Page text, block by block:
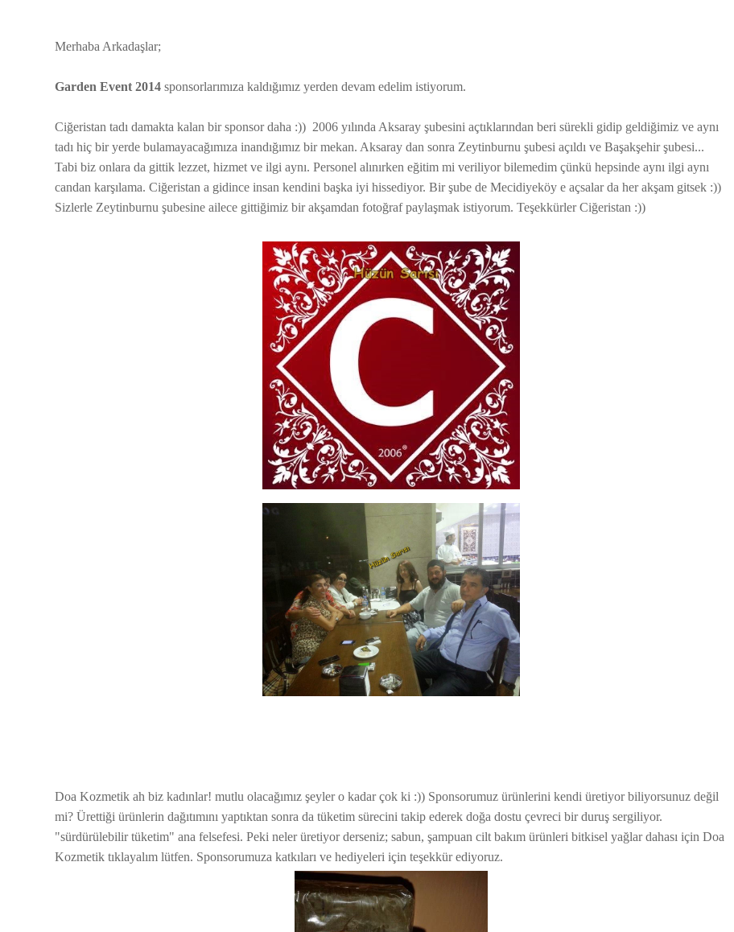
Merhaba Arkadaşlar;
Garden Event 2014 sponsorlarımıza kaldığımız yerden devam edelim istiyorum.
Ciğeristan tadı damakta kalan bir sponsor daha :)) 2006 yılında Aksaray şubesini açtıklarından beri sürekli gidip geldiğimiz ve aynı
tadı hiç bir yerde bulamayacağımıza inandığımız bir mekan. Aksaray dan sonra Zeytinburnu şubesi açıldı ve Başakşehir şubesi...
Tabi biz onlara da gittik lezzet, hizmet ve ilgi aynı. Personel alınırken eğitim mi veriliyor bilemedim çünkü hepsinde aynı ilgi aynı
candan karşılama. Ciğeristan a gidince insan kendini başka iyi hissediyor. Bir şube de Mecidiyeköy e açsalar da her akşam gitsek :))
Sizlerle Zeytinburnu şubesine ailece gittiğimiz bir akşamdan fotoğraf paylaşmak istiyorum. Teşekkürler Ciğeristan :))
Doa Kozmetik ah biz kadınlar! mutlu olacağımız şeyler o kadar çok ki :)) Sponsorumuz ürünlerini kendi üretiyor biliyorsunuz değil
mi? Ürettiği ürünlerin dağıtımını yaptıktan sonra da tüketim sürecini takip ederek doğa dostu çevreci bir duruş sergiliyor.
"sürdürülebilir tüketim" ana felsefesi. Peki neler üretiyor derseniz; sabun, şampuan cilt bakım ürünleri bitkisel yağlar dahası için Doa
Kozmetik tıklayalım lütfen. Sponsorumuza katkıları ve hediyeleri için teşekkür ediyoruz.